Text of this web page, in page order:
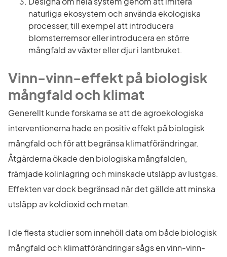
naturliga ekosystem och använda ekologiska
processer, till exempel att introducera
blomsterremsor eller introducera en större
mångfald av växter eller djur i lantbruket.
Vinn-vinn-effekt på biologisk
mångfald och klimat
Generellt kunde forskarna se att de agroekologiska
interventionerna hade en positiv effekt på biologisk
mångfald och för att begränsa klimatförändringar.
Åtgärderna ökade den biologiska mångfalden,
främjade kolinlagring och minskade utsläpp av lustgas.
Effekten var dock begränsad när det gällde att minska
utsläpp av koldioxid och metan.
I de flesta studier som innehöll data om både biologisk
mångfald och klimatförändringar sågs en vinn-vinn-